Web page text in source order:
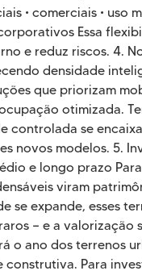
• comerciais • uso
Essa
e reduz riscos. 4.
densidade
que priorizam
otimizada.
controlada se
novos modelos. 5.
e longo prazo
viram
se expande, esses
— e a valorização
o ano dos terrenos
Para